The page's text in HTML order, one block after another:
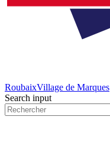
RoubaixVillage de Marques
Search input